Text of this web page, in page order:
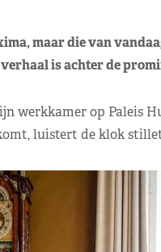
maar die van
is achter de
werkkamer op Paleis
luistert de klok